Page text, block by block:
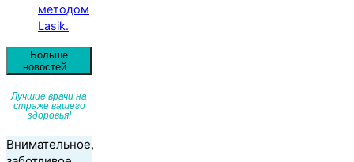
методом
Lasik.
Больше
новостей...
Лучшие врачи на
страже вашего
здоровья!
Внимательное,